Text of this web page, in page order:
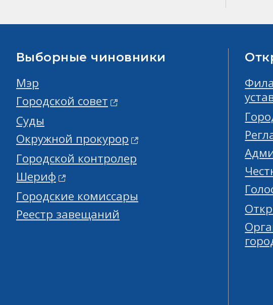
Выборные чиновники
Мэр
Городской совет
Суды
Окружной прокурор
Городской контролер
Шериф
Городские комиссары
Реестр завещаний